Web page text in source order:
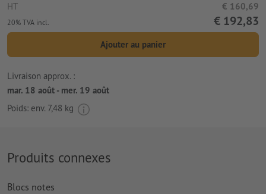
HT € 160,69
20% TVA incl. € 192,83
Ajouter au panier
Livraison approx. :
mar. 18 août - mer. 19 août
Poids: env. 7,48 kg
Produits connexes
Blocs notes